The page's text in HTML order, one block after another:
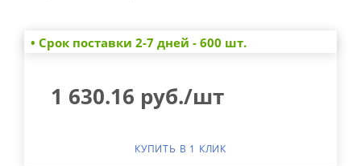
• Cрок поставки 2-7 дней - 600 шт.
1 630.16 руб./шт
КУПИТЬ В 1 КЛИК